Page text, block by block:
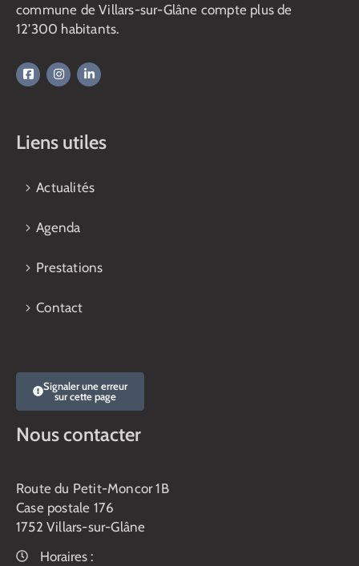
commune de Villars-sur-Glâne compte plus de
12’300 habitants.
Liens utiles
Actualités
Agenda
Prestations
Contact
Signaler une erreur
sur cette page
Nous contacter
Route du Petit-Moncor 1B
Case postale 176
1752 Villars-sur-Glâne
Horaires :